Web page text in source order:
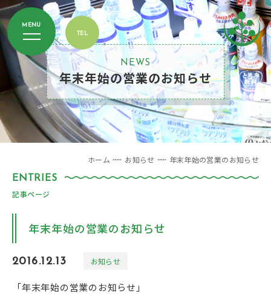
NEWS
年末年始の営業のお知らせ
ホーム お知らせ 年末年始の営業のお知らせ
記事ページ
年末年始の営業のお知らせ
2016.12.13 お知らせ
「年末年始の営業のお知らせ」